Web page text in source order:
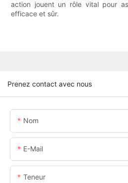
action jouent un rôle vital pour
efficace et sûr.
Prenez contact avec nous
Nom
E-Mail
Teneur